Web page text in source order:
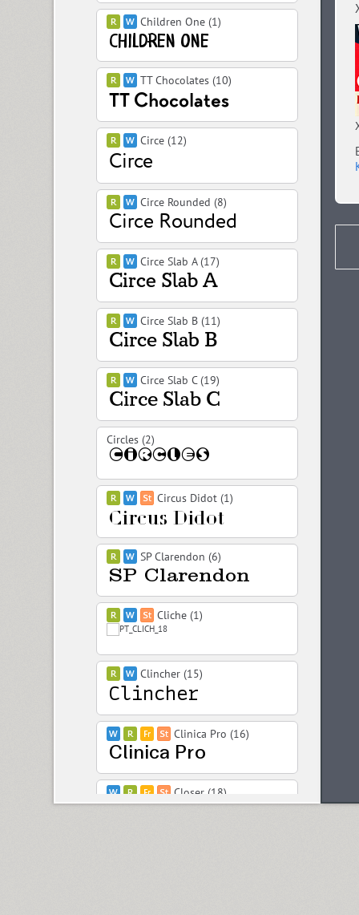
Children One (1)
TT Chocolates (10)
Circe (12)
Circe Rounded (8)
Circe Slab A (17)
Circe Slab B (11)
Circe Slab C (19)
Circles (2)
Circus Didot (1)
SP Clarendon (6)
Cliche (1)
Clincher (15)
Clinica Pro (16)
Closer (18)